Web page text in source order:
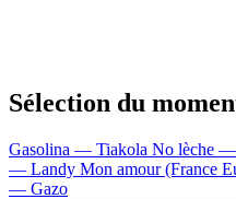
Sélection du
Gasolina — Tiakola No lèche
— Landy Mon amour (France
— Gazo